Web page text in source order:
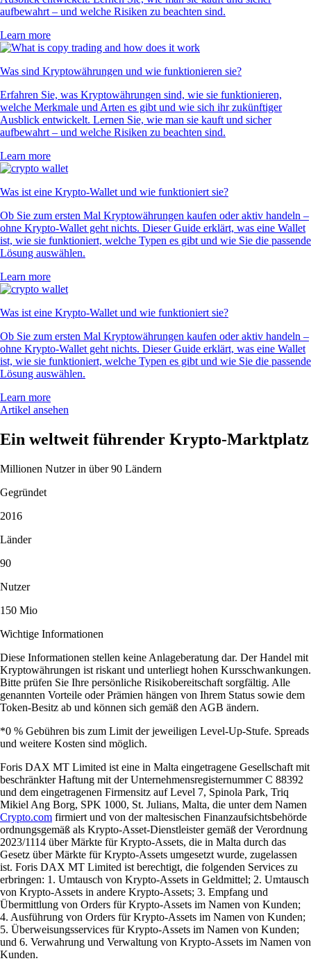
aufbewahrt – und welche Risiken zu beachten sind.
Learn more
Was sind Kryptowährungen und wie funktionieren sie?
Erfahren Sie, was Kryptowährungen sind, wie sie funktionieren,
welche Merkmale und Arten es gibt und wie sich ihr zukünftiger
Ausblick entwickelt. Lernen Sie, wie man sie kauft und sicher
aufbewahrt – und welche Risiken zu beachten sind.
Learn more
Was ist eine Krypto-Wallet und wie funktioniert sie?
Ob Sie zum ersten Mal Kryptowährungen kaufen oder aktiv handeln –
ohne Krypto-Wallet geht nichts. Dieser Guide erklärt, was eine Wallet
ist, wie sie funktioniert, welche Typen es gibt und wie Sie die passende
Lösung auswählen.
Learn more
Was ist eine Krypto-Wallet und wie funktioniert sie?
Ob Sie zum ersten Mal Kryptowährungen kaufen oder aktiv handeln –
ohne Krypto-Wallet geht nichts. Dieser Guide erklärt, was eine Wallet
ist, wie sie funktioniert, welche Typen es gibt und wie Sie die passende
Lösung auswählen.
Learn more
Artikel ansehen
Ein weltweit führender Krypto-Marktplatz
Millionen Nutzer in über 90 Ländern
Gegründet
2016
Länder
90
Nutzer
150 Mio
Wichtige Informationen
Diese Informationen stellen keine Anlageberatung dar. Der Handel mit
Kryptowährungen ist riskant und unterliegt hohen Kursschwankungen.
Bitte prüfen Sie Ihre persönliche Risikobereitschaft sorgfältig. Alle
genannten Vorteile oder Prämien hängen von Ihrem Status sowie dem
Token-Besitz ab und können sich gemäß den AGB ändern.
*0 % Gebühren bis zum Limit der jeweiligen Level-Up-Stufe. Spreads
und weitere Kosten sind möglich.
Foris DAX MT Limited ist eine in Malta eingetragene Gesellschaft mit
beschränkter Haftung mit der Unternehmensregisternummer C 88392
und dem eingetragenen Firmensitz auf Level 7, Spinola Park, Triq
Mikiel Ang Borg, SPK 1000, St. Julians, Malta, die unter dem Namen
Crypto.com firmiert und von der maltesischen Finanzaufsichtsbehörde
ordnungsgemäß als Krypto-Asset-Dienstleister gemäß der Verordnung
2023/1114 über Märkte für Krypto-Assets, die in Malta durch das
Gesetz über Märkte für Krypto-Assets umgesetzt wurde, zugelassen
ist. Foris DAX MT Limited ist berechtigt, die folgenden Services zu
erbringen: 1. Umtausch von Krypto-Assets in Geldmittel; 2. Umtausch
von Krypto-Assets in andere Krypto-Assets; 3. Empfang und
Übermittlung von Orders für Krypto-Assets im Namen von Kunden;
4. Ausführung von Orders für Krypto-Assets im Namen von Kunden;
5. Überweisungsservices für Krypto-Assets im Namen von Kunden;
und 6. Verwahrung und Verwaltung von Krypto-Assets im Namen von
Kunden.